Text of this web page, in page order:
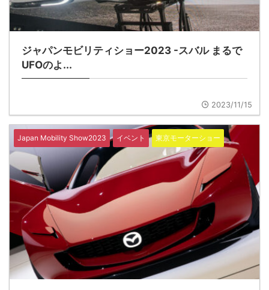
ジャパンモビリティショー2023 -スバル まるで
UFOのよ...
2023/11/15
Japan Mobility Show2023 イベント 東京モーターショー